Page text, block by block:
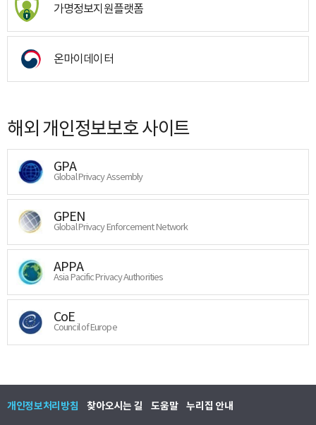
가명정보지원플랫폼
온마이데이터
해외 개인정보보호 사이트
GPA
Global Privacy Assembly
GPEN
Global Privacy Enforcement Network
APPA
Asia Pacific Privacy Authorities
CoE
Council of Europe
개인정보처리방침 찾아오시는 길 도움말 누리집 안내